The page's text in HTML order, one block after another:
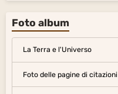
Foto album
La Terra e l'Universo
Foto delle pagine di citazioni